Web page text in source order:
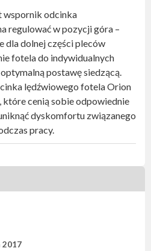
wspornik odcinka
regulować w pozycji góra –
dla dolnej części pleców
fotela do indywidualnych
postawę siedzącą.
lędźwiowego fotela Orion
które cenią sobie odpowiednie
dyskomfortu związanego
pracy.
2017